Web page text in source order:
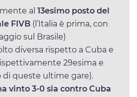
al 13esimo posto del
FIVB (l’Italia è prima, con
sul Brasile)
diversa rispetto a Cuba e
29esima e
di queste ultime gare).
vinto 3-0 sia contro Cuba